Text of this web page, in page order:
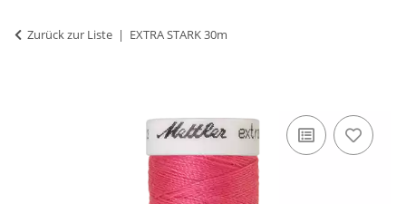
Zurück zur Liste EXTRA STARK 30m